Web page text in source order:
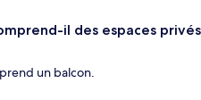
il des espaces privés
un balcon.